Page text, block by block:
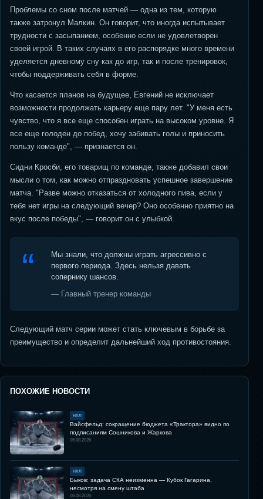
Проблемы со сном после матчей — одна из тем, которую
также затронул Малкин. Он говорит, что иногда испытывает
трудности с засыпанием, особенно если не удовлетворен
своей игрой. В таких случаях в его распорядке много времени
уделяется дневному сну как до игр, так и после тренировок,
чтобы поддерживать себя в форме.
Что касается планов на будущее, Евгений не исключает
возможности продолжать карьеру еще пару лет. "У меня есть
чувство, что я все еще способен играть на высоком уровне. Я
все еще голоден до побед, хочу забивать голы и приносить
пользу команде", — признается он.
Сидни Кросби, его товарищ по команде, также добавил свои
мысли о том, как можно отпраздновать успешное завершение
матча. "Разве можно отказаться от холодного пива, если у
тебя нет игры на следующий вечер? Оно особенно приятно на
вкус после победы", — говорит он с улыбкой.
Мы знали, что должны играть агрессивно с
первого периода. Здесь нельзя давать
сопернику шансов.
— Главный тренер команды
Следующий матч серии может стать ключевым в борьбе за
преимущество и определит дальнейший ход противостояния.
ПОХОЖИЕ НОВОСТИ
НХЛ
Вайсфельд: сокращение бюджета «Трактора» видно по
подписаниям Сошникова и Жаркова
06.08.2026
НХЛ
Быков: задача СКА неизменна — Кубок Гагарина,
несмотря на смену штаба
06.08.2026